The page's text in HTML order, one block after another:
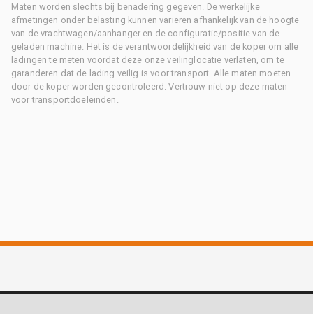
Maten worden slechts bij benadering gegeven. De werkelijke
afmetingen onder belasting kunnen variëren afhankelijk van de hoogte
van de vrachtwagen/aanhanger en de configuratie/positie van de
geladen machine. Het is de verantwoordelijkheid van de koper om alle
ladingen te meten voordat deze onze veilinglocatie verlaten, om te
garanderen dat de lading veilig is voor transport. Alle maten moeten
door de koper worden gecontroleerd. Vertrouw niet op deze maten
voor transportdoeleinden.